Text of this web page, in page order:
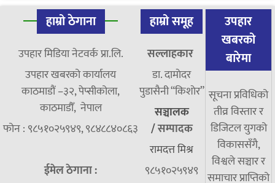
हाम्रो ठेगाना
उपहार मिडिया नेटवर्क प्रा.लि.
उपहार खबरको कार्यालय
काठमाडौं –३२, पेप्सीकोला,
काठमाडौँ, नेपाल
फोन : ९८५१०२५९४९, ९८४८८४०८६३
ईमेल ठेगाना :
हाम्रो समूह
सल्लाहकार
डा. दामाेदर
पुडासैनी “किशाेर”
सञ्चालक
/सम्पादक
रामदत्त मिश्र
९८५१०२५९४९
उपहार
खबरको
बारेमा
सूचना प्रविधिको
तीव्र विस्तार र
डिजिटल युगको
विकाससँगै,
विश्वले सञ्चार र
समाचार प्राप्तिको